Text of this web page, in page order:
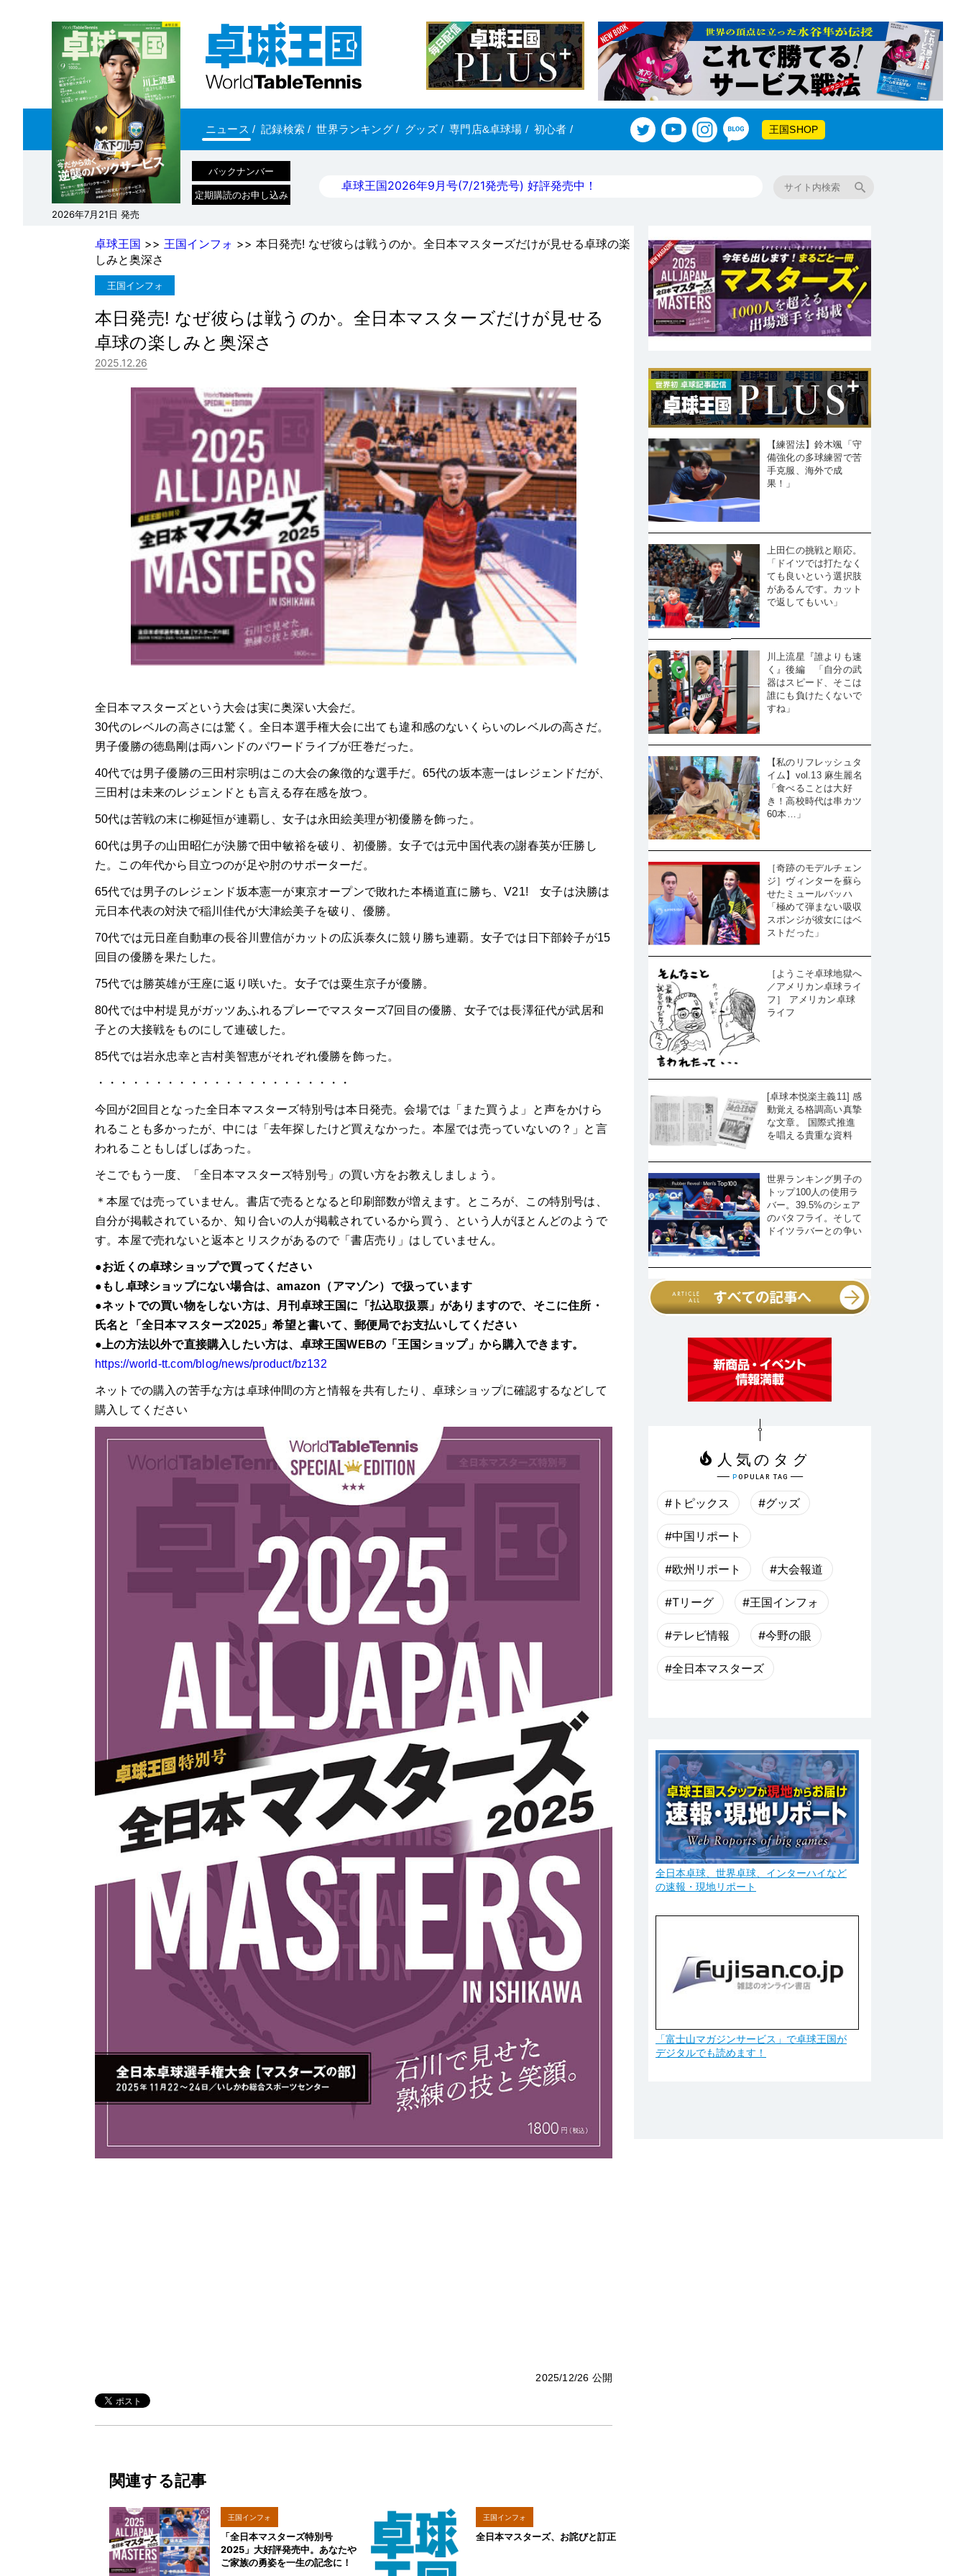
ニュース / 記録検索 / 世界ランキング/ グッズ/ 専門店&卓球場 / 初心者 / 王国SHOP
2026年7月21日 発売
バックナンバー
定期購読のお申し込み
卓球王国2026年9月号(7/21発売号) 好評発売中！
卓球王国 >> 王国インフォ >> 本日発売! なぜ彼らは戦うのか。全日本マスターズだけが見せる卓球の楽
しみと奥深さ
王国インフォ
本日発売! なぜ彼らは戦うのか。全日本マスターズだけが見せる
卓球の楽しみと奥深さ
2025.12.26
全日本マスターズという大会は実に奥深い大会だ。
30代のレベルの高さには驚く。全日本選手権大会に出ても違和感のないくらいのレベルの高さだ。
男子優勝の徳島剛は両ハンドのパワードライブが圧巻だった。
40代では男子優勝の三田村宗明はこの大会の象徴的な選手だ。65代の坂本憲一はレジェンドだが、
三田村は未来のレジェンドとも言える存在感を放つ。
50代は苦戦の末に柳延恒が連覇し、女子は永田絵美理が初優勝を飾った。
60代は男子の山田昭仁が決勝で田中敏裕を破り、初優勝。女子では元中国代表の謝春英が圧勝し
た。この年代から目立つのが足や肘のサポーターだ。
65代では男子のレジェンド坂本憲一が東京オープンで敗れた本橋道直に勝ち、V21! 女子は決勝は
元日本代表の対決で稲川佳代が大津絵美子を破り、優勝。
70代では元日産自動車の長谷川豊信がカットの広浜泰久に競り勝ち連覇。女子では日下部鈴子が15
回目の優勝を果たした。
75代では勝英雄が王座に返り咲いた。女子では粟生京子が優勝。
80代では中村堤見がガッツあふれるプレーでマスターズ7回目の優勝、女子では長澤征代が武居和
子との大接戦をものにして連破した。
85代では岩永忠幸と吉村美智恵がそれぞれ優勝を飾った。
・・・・・・・・・・・・・・・・・・・・・・
今回が2回目となった全日本マスターズ特別号は本日発売。会場では「また買うよ」と声をかけら
れることも多かったが、中には「去年探したけど買えなかった。本屋では売っていないの？」と言
われることもしばしばあった。
そこでもう一度、「全日本マスターズ特別号」の買い方をお教えしましょう。
＊本屋では売っていません。書店で売るとなると印刷部数が増えます。ところが、この特別号は、
自分が掲載されているか、知り合いの人が掲載されているから買う、という人がほとんどのようで
す。本屋で売れないと返本とリスクがあるので「書店売り」はしていません。
●お近くの卓球ショップで買ってください
●もし卓球ショップにない場合は、amazon（アマゾン）で扱っています
●ネットでの買い物をしない方は、月刊卓球王国に「払込取扱票」がありますので、そこに住所・
氏名と「全日本マスターズ2025」希望と書いて、郵便局でお支払いしてください
●上の方法以外で直接購入したい方は、卓球王国WEBの「王国ショップ」から購入できます。
https://world-tt.com/blog/news/product/bz132
ネットでの購入の苦手な方は卓球仲間の方と情報を共有したり、卓球ショップに確認するなどして
購入してください
2025/12/26 公開
関連する記事
王国インフォ
「全日本マスターズ特別号
2025」大好評発売中。あなたや
ご家族の勇姿を一生の記念に！
王国インフォ
全日本マスターズ、お詫びと訂正
【練習法】鈴木颯「守
備強化の多球練習で苦
手克服、海外で成
果！」
上田仁の挑戦と順応。
「ドイツでは打たなく
ても良いという選択肢
があるんです。カット
で返してもいい」
川上流星『誰よりも速
く』後編 「自分の武
器はスピード、そこは
誰にも負けたくないで
すね」
【私のリフレッシュタ
イム】vol.13 麻生麗名
「食べることは大好
き！高校時代は串カツ
60本…」
［奇跡のモデルチェン
ジ］ヴィンターを蘇ら
せたミュールバッハ
「極めて弾まない吸収
スポンジが彼女にはベ
ストだった」
［ようこそ卓球地獄へ
／アメリカン卓球ライ
フ］ アメリカン卓球
ライフ
[卓球本悦楽主義11] 感
動覚える格調高い真摯
な文章。 国際式推進
を唱える貴重な資料
世界ランキング男子の
トップ100人の使用ラ
バー。39.5%のシェア
のバタフライ。そして
ドイツラバーとの争い
#トピックス #グッズ
#中国リポート
#欧州リポート #大会報道
#Tリーグ #王国インフォ
#テレビ情報 #今野の眼
#全日本マスターズ
全日本卓球、世界卓球、インターハイなど
の速報・現地リポート
「富士山マガジンサービス」で卓球王国が
デジタルでも読めます！